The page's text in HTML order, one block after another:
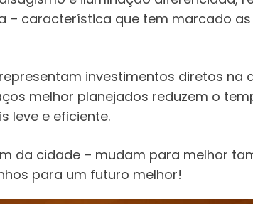
– característica que tem marcado
investimentos diretos na
melhor planejados reduzem o
leve e eficiente.
da cidade – mudam para melhor
para um futuro melhor!